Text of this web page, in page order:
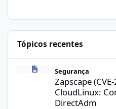
Tópicos recentes
Segurança
Zapscape
CloudLinux:
DirectAdm